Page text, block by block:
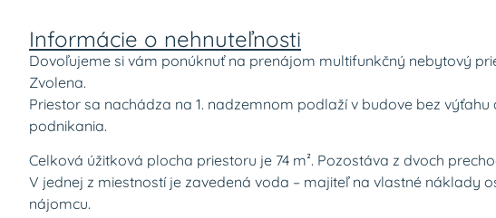
Informácie o nehnuteľnosti
Dovoľujeme si vám ponúknuť na prenájom multifunkčný nebytový
Zvolena.
Priestor sa nachádza na 1. nadzemnom podlaží v budove bez
podnikania.
Celková úžitková plocha priestoru je 74 m². Pozostáva z dvoch
V jednej z miestností je zavedená voda – majiteľ na vlastné náklady
nájomcu.